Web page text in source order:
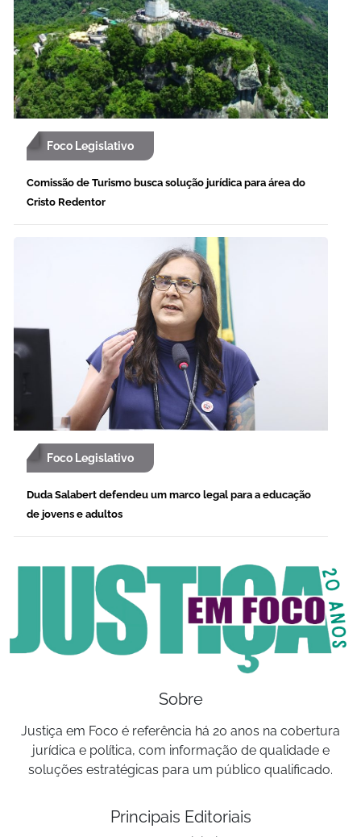
Foco Legislativo
Comissão de Turismo busca solução jurídica para área do
Cristo Redentor
Foco Legislativo
Duda Salabert defendeu um marco legal para a educação
de jovens e adultos
Sobre
Justiça em Foco é referência há 20 anos na cobertura
jurídica e política, com informação de qualidade e
soluções estratégicas para um público qualificado.
Principais Editoriais